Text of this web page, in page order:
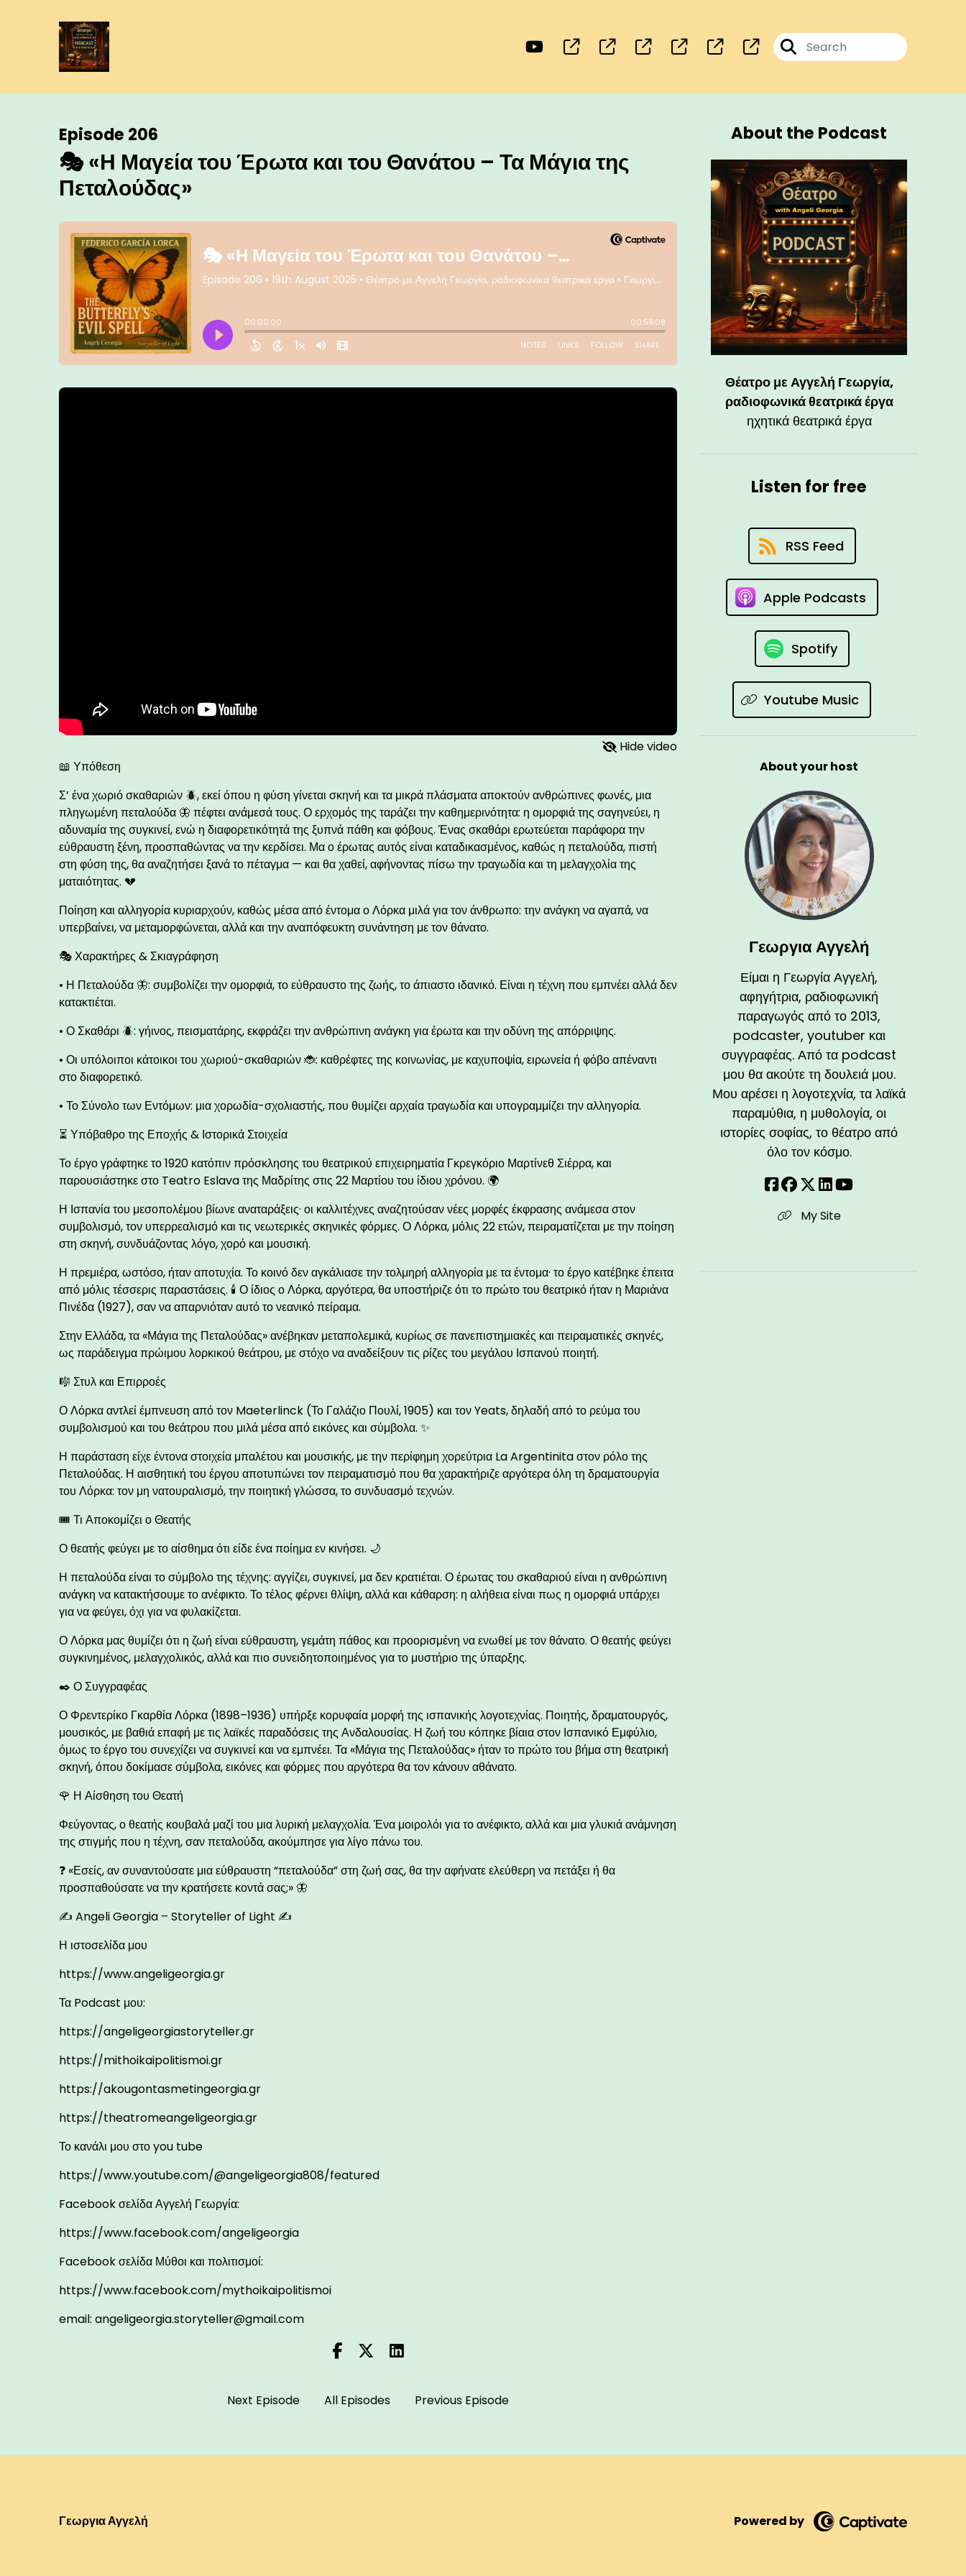
Episode 206
🎭 «Η Μαγεία του Έρωτα και του Θανάτου – Τα Μάγια της
Πεταλούδας»
Hide video
📖 Υπόθεση
Σ’ ένα χωριό σκαθαριών 🪲, εκεί όπου η φύση γίνεται σκηνή και τα μικρά πλάσματα αποκτούν ανθρώπινες φωνές, μια
πληγωμένη πεταλούδα 🦋 πέφτει ανάμεσά τους. Ο ερχομός της ταράζει την καθημερινότητα: η ομορφιά της σαγηνεύει, η
αδυναμία της συγκινεί, ενώ η διαφορετικότητά της ξυπνά πάθη και φόβους. Ένας σκαθάρι ερωτεύεται παράφορα την
εύθραυστη ξένη, προσπαθώντας να την κερδίσει. Μα ο έρωτας αυτός είναι καταδικασμένος, καθώς η πεταλούδα, πιστή
στη φύση της, θα αναζητήσει ξανά το πέταγμα — και θα χαθεί, αφήνοντας πίσω την τραγωδία και τη μελαγχολία της
ματαιότητας. 💔
Ποίηση και αλληγορία κυριαρχούν, καθώς μέσα από έντομα ο Λόρκα μιλά για τον άνθρωπο: την ανάγκη να αγαπά, να
υπερβαίνει, να μεταμορφώνεται, αλλά και την αναπόφευκτη συνάντηση με τον θάνατο.
🎭 Χαρακτήρες & Σκιαγράφηση
• Η Πεταλούδα 🦋: συμβολίζει την ομορφιά, το εύθραυστο της ζωής, το άπιαστο ιδανικό. Είναι η τέχνη που εμπνέει αλλά δεν
κατακτιέται.
• Ο Σκαθάρι 🪲: γήινος, πεισματάρης, εκφράζει την ανθρώπινη ανάγκη για έρωτα και την οδύνη της απόρριψης.
• Οι υπόλοιποι κάτοικοι του χωριού-σκαθαριών 🐞: καθρέφτες της κοινωνίας, με καχυποψία, ειρωνεία ή φόβο απέναντι
στο διαφορετικό.
• Το Σύνολο των Εντόμων: μια χορωδία-σχολιαστής, που θυμίζει αρχαία τραγωδία και υπογραμμίζει την αλληγορία.
⏳ Υπόβαθρο της Εποχής & Ιστορικά Στοιχεία
Το έργο γράφτηκε το 1920 κατόπιν πρόσκλησης του θεατρικού επιχειρηματία Γκρεγκόριο Μαρτίνεθ Σιέρρα, και
παρουσιάστηκε στο Teatro Eslava της Μαδρίτης στις 22 Μαρτίου του ίδιου χρόνου. 🌍
Η Ισπανία του μεσοπολέμου βίωνε αναταράξεις· οι καλλιτέχνες αναζητούσαν νέες μορφές έκφρασης ανάμεσα στον
συμβολισμό, τον υπερρεαλισμό και τις νεωτερικές σκηνικές φόρμες. Ο Λόρκα, μόλις 22 ετών, πειραματίζεται με την ποίηση
στη σκηνή, συνδυάζοντας λόγο, χορό και μουσική.
Η πρεμιέρα, ωστόσο, ήταν αποτυχία. Το κοινό δεν αγκάλιασε την τολμηρή αλληγορία με τα έντομα· το έργο κατέβηκε έπειτα
από μόλις τέσσερις παραστάσεις. 🕯 Ο ίδιος ο Λόρκα, αργότερα, θα υποστήριζε ότι το πρώτο του θεατρικό ήταν η Μαριάνα
Πινέδα (1927), σαν να απαρνιόταν αυτό το νεανικό πείραμα.
Στην Ελλάδα, τα «Μάγια της Πεταλούδας» ανέβηκαν μεταπολεμικά, κυρίως σε πανεπιστημιακές και πειραματικές σκηνές,
ως παράδειγμα πρώιμου λορκικού θεάτρου, με στόχο να αναδείξουν τις ρίζες του μεγάλου Ισπανού ποιητή.
🎼 Στυλ και Επιρροές
Ο Λόρκα αντλεί έμπνευση από τον Maeterlinck (Το Γαλάζιο Πουλί, 1905) και τον Yeats, δηλαδή από το ρεύμα του
συμβολισμού και του θεάτρου που μιλά μέσα από εικόνες και σύμβολα. ✨
Η παράσταση είχε έντονα στοιχεία μπαλέτου και μουσικής, με την περίφημη χορεύτρια La Argentinita στον ρόλο της
Πεταλούδας. Η αισθητική του έργου αποτυπώνει τον πειραματισμό που θα χαρακτήριζε αργότερα όλη τη δραματουργία
του Λόρκα: τον μη νατουραλισμό, την ποιητική γλώσσα, το συνδυασμό τεχνών.
🎟️ Τι Αποκομίζει ο Θεατής
Ο θεατής φεύγει με το αίσθημα ότι είδε ένα ποίημα εν κινήσει. 🌙
Η πεταλούδα είναι το σύμβολο της τέχνης: αγγίζει, συγκινεί, μα δεν κρατιέται. Ο έρωτας του σκαθαριού είναι η ανθρώπινη
ανάγκη να κατακτήσουμε το ανέφικτο. Το τέλος φέρνει θλίψη, αλλά και κάθαρση: η αλήθεια είναι πως η ομορφιά υπάρχει
για να φεύγει, όχι για να φυλακίζεται.
Ο Λόρκα μας θυμίζει ότι η ζωή είναι εύθραυστη, γεμάτη πάθος και προορισμένη να ενωθεί με τον θάνατο. Ο θεατής φεύγει
συγκινημένος, μελαγχολικός, αλλά και πιο συνειδητοποιημένος για το μυστήριο της ύπαρξης.
✒️ Ο Συγγραφέας
Ο Φρεντερίκο Γκαρθία Λόρκα (1898–1936) υπήρξε κορυφαία μορφή της ισπανικής λογοτεχνίας. Ποιητής, δραματουργός,
μουσικός, με βαθιά επαφή με τις λαϊκές παραδόσεις της Ανδαλουσίας. Η ζωή του κόπηκε βίαια στον Ισπανικό Εμφύλιο,
όμως το έργο του συνεχίζει να συγκινεί και να εμπνέει. Τα «Μάγια της Πεταλούδας» ήταν το πρώτο του βήμα στη θεατρική
σκηνή, όπου δοκίμασε σύμβολα, εικόνες και φόρμες που αργότερα θα τον κάνουν αθάνατο.
🌹 Η Αίσθηση του Θεατή
Φεύγοντας, ο θεατής κουβαλά μαζί του μια λυρική μελαγχολία. Ένα μοιρολόι για το ανέφικτο, αλλά και μια γλυκιά ανάμνηση
της στιγμής που η τέχνη, σαν πεταλούδα, ακούμπησε για λίγο πάνω του.
❓ «Εσείς, αν συναντούσατε μια εύθραυστη “πεταλούδα” στη ζωή σας, θα την αφήνατε ελεύθερη να πετάξει ή θα
προσπαθούσατε να την κρατήσετε κοντά σας;» 🦋
✍ Angeli Georgia – Storyteller of Light ✍
Η ιστοσελίδα μου
https://www.angeligeorgia.gr
Τα Podcast μου:
https://angeligeorgiastoryteller.gr
https://mithoikaipolitismoi.gr
https://akougontasmetingeorgia.gr
https://theatromeangeligeorgia.gr
Το κανάλι μου στο you tube
https://www.youtube.com/@angeligeorgia808/featured
Facebook σελίδα Αγγελή Γεωργία:
https://www.facebook.com/angeligeorgia
Facebook σελίδα Μύθοι και πολιτισμοί:
https://www.facebook.com/mythoikaipolitismoi
email:angeligeorgia.storyteller@gmail.com
Next Episode All Episodes Previous Episode
About the Podcast
Θέατρο με Αγγελή Γεωργία,
ραδιοφωνικά θεατρικά έργα
ηχητικά θεατρικά έργα
Listen for free
RSS Feed
Apple Podcasts
Spotify
Youtube Music
About your host
Γεωργια Αγγελή
Είμαι η Γεωργία Αγγελή,
αφηγήτρια, ραδιοφωνική
παραγωγός από το 2013,
podcaster, youtuber και
συγγραφέας. Από τα podcast
μου θα ακούτε τη δουλειά μου.
Μου αρέσει η λογοτεχνία, τα λαϊκά
παραμύθια, η μυθολογία, οι
ιστορίες σοφίας, το θέατρο από
όλο τον κόσμο.
My Site
Γεωργια Αγγελή Powered by